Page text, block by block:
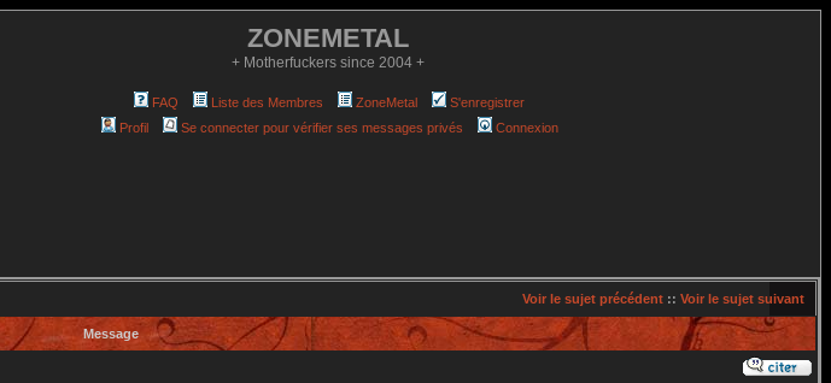
ZONEMETAL
+ Motherfuckers since 2004 +
FAQ Liste des Membres ZoneMetal
S'enregistrer
Profil
Se connecter pour vérifier ses messages privés Connexion
Voir le sujet précédent :: Voir le sujet suivant
Message